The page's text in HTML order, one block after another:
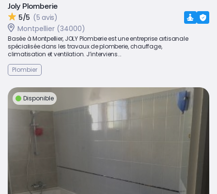
Joly Plomberie
5/5 (5 avis)
Montpellier (34000)
Basée à Montpellier, JOLY Plomberie est une entreprise artisanale
spécialisée dans les travaux de plomberie, chauffage,
climatisation et ventilation. J’interviens...
Plombier
Disponible